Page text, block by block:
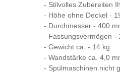
- Stilvolles Zubereiten
- Höhe ohne Deckel -
- Durchmesser - 400
- Fassungsvermögen -
- Gewicht ca. - 14 kg
- Wandstärke ca. 4,0
- Spülmaschinen nicht